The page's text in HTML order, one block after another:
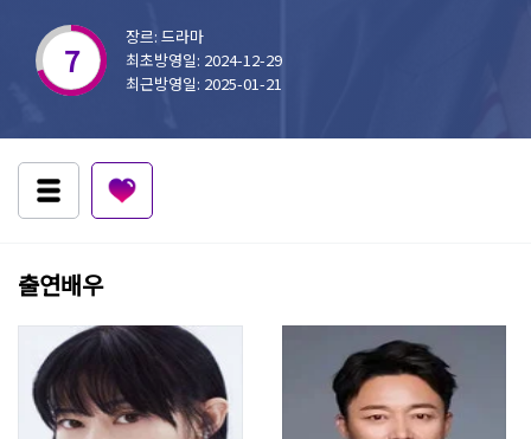
7
장르: 드라마
최초방영일: 2024-12-29
최근방영일: 2025-01-21
출연배우